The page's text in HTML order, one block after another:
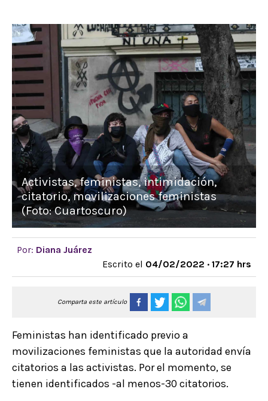
Activistas, feministas, intimidación,
citatorio, movilizaciones feministas
(Foto: Cuartoscuro)
Por: Diana Juárez
Escrito el 04/02/2022 · 17:27 hrs
Comparta este artículo
Feministas han identificado previo a
movilizaciones feministas que la autoridad envía
citatorios a las activistas. Por el momento, se
tienen identificados -al menos-30 citatorios.